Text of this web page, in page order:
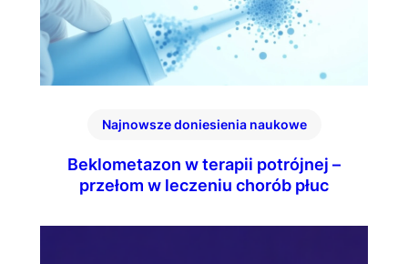
Najnowsze doniesienia naukowe
Beklometazon w terapii potrójnej –
przełom w leczeniu chorób płuc